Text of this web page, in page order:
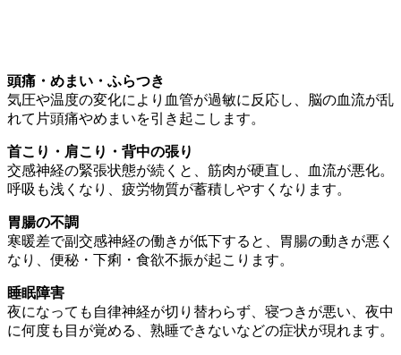
頭痛・めまい・ふらつき
気圧や温度の変化により血管が過敏に反応し、脳の血流が乱
れて片頭痛やめまいを引き起こします。
首こり・肩こり・背中の張り
交感神経の緊張状態が続くと、筋肉が硬直し、血流が悪化。
呼吸も浅くなり、疲労物質が蓄積しやすくなります。
胃腸の不調
寒暖差で副交感神経の働きが低下すると、胃腸の動きが悪く
なり、便秘・下痢・食欲不振が起こります。
睡眠障害
夜になっても自律神経が切り替わらず、寝つきが悪い、夜中
に何度も目が覚める、熟睡できないなどの症状が現れます。